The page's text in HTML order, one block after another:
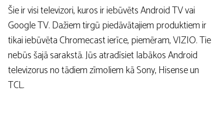
Šie ir visi televizori, kuros ir iebūvēts Android TV vai
Google TV. Dažiem tirgū piedāvātajiem produktiem ir
tikai iebūvēta Chromecast ierīce, piemēram, VIZIO. Tie
nebūs šajā sarakstā. Jūs atradīsiet labākos Android
televizorus no tādiem zīmoliem kā Sony, Hisense un
TCL.